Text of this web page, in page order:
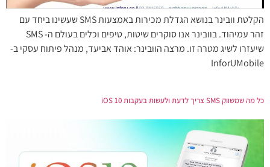
הקלטת וובינר בנושא הגדלת מכירות באמצעות SMS שעשינו ביחד עם
זהר עמיהוד. בוובינר אנו סוקרים שיטות, טיפים וכלים בעולם ה- SMS
שיעזרו לשיג מטרה זו. מרצה הוובינר: אוהד אביעד, מנהל פיתוח עסקי ב-
InforUMobile
כל מה שמשווק SMS צריך לדעת ולעשות בעקבות iOS 10